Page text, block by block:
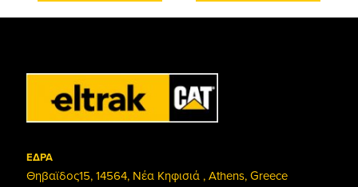
ΕΔΡΑ
Θηβαϊδος15, 14564, Νέα Κηφισιά , Athens, Greece